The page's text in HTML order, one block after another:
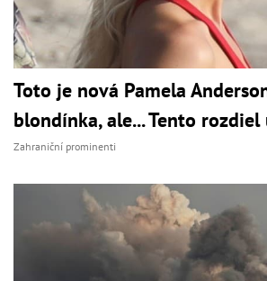
Toto je nová Pamela
blondínka, ale... Tento
Zahraniční prominenti